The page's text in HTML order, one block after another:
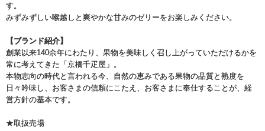
す。
みずみずしい喉越しと爽やかな甘みのゼリーをお楽しみください。
【ブランド紹介】
創業以来140余年にわたり、果物を美味しく召し上がっていただけるかを
常に考えてきた「京橋千疋屋」。
本物志向の時代と言われる今、自然の恵みである果物の品質と熟度を
日々吟味し、お客さまの信頼にこたえ、お客さまに奉仕することが、経
営方針の基本です。
★取扱売場